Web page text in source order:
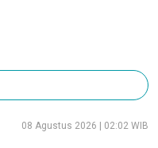
08 Agustus 2026 | 02:02 WIB